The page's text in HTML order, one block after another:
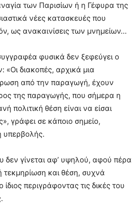
των Παρισίων ή η Γέφυρα της
νέες κατασκευές που
ως ανακαινίσεις των μνημείων…
φυσικά δεν ξεφεύγει ο
διακοπές, αρχικά μια
από την παραγωγή, έχουν
της παραγωγής, που σήμερα η
πολιτική θέση είναι να είσαι
γράφει σε κάποιο σημείο,
υπερβολής.
δεν γίνεται αφ’ υψηλού, αφού πέρα
τεκμηρίωση και θέση, συχνά
περιγράφοντας τις δικές του